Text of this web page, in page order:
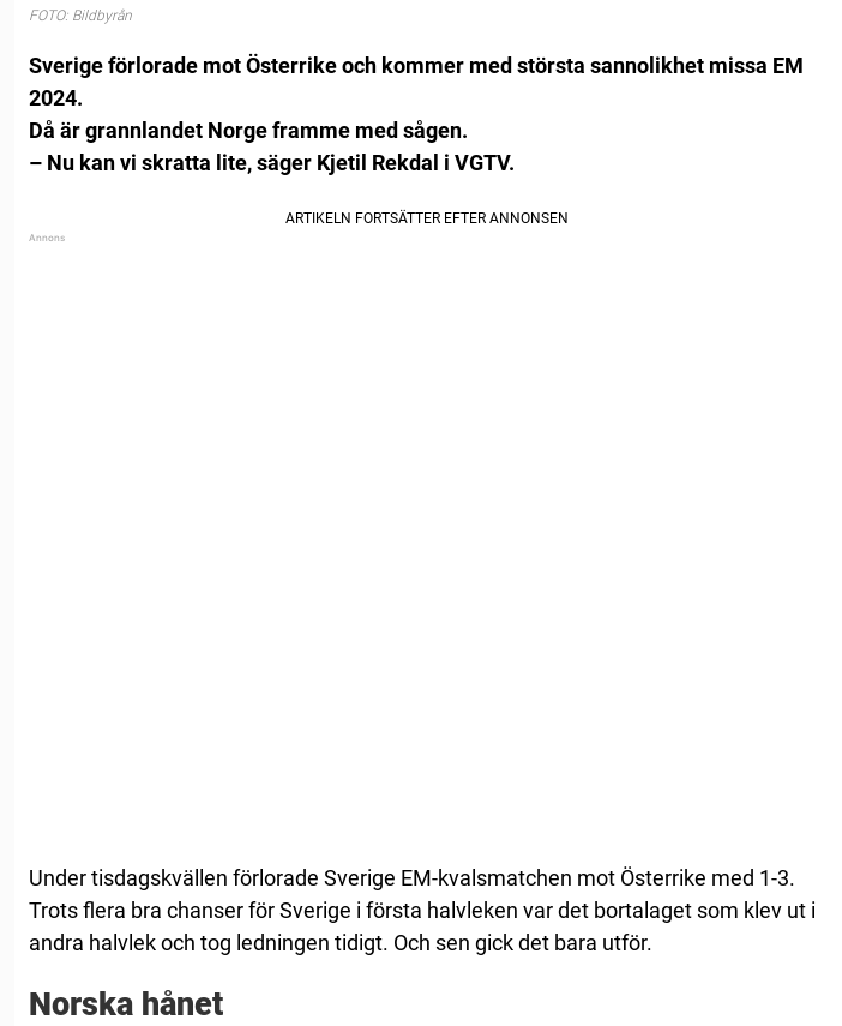
FOTO: Bildbyrån
Sverige förlorade mot Österrike och kommer med största sannolikhet missa EM
2024.
Då är grannlandet Norge framme med sågen.
– Nu kan vi skratta lite, säger Kjetil Rekdal i VGTV.
Under tisdagskvällen förlorade Sverige EM-kvalsmatchen mot Österrike med 1-3.
Trots flera bra chanser för Sverige i första halvleken var det bortalaget som klev ut i
andra halvlek och tog ledningen tidigt. Och sen gick det bara utför.
Norska hånet